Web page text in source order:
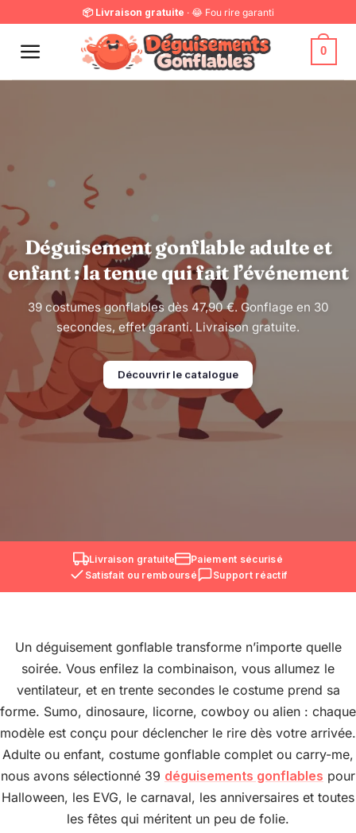
au
contenu
📦 Livraison gratuite · 😂 Fou rire garanti
0
Déguisement gonflable adulte et
enfant : la tenue qui fait l’événement
39 costumes gonflables dès 47,90 €. Gonflage en 30
secondes, effet garanti. Livraison gratuite.
Découvrir le catalogue
Livraison gratuite
Paiement sécurisé
Satisfait ou remboursé
Support réactif
Un déguisement gonflable transforme n’importe quelle
soirée. Vous enfilez la combinaison, vous allumez le
ventilateur, et en trente secondes le costume prend sa
forme. Sumo, dinosaure, licorne, cowboy ou alien : chaque
modèle est conçu pour déclencher le rire dès votre arrivée.
Adulte ou enfant, costume gonflable complet ou carry-me,
nous avons sélectionné 39 déguisements gonflables pour
Halloween, les EVG, le carnaval, les anniversaires et toutes
les fêtes qui méritent un peu de folie.